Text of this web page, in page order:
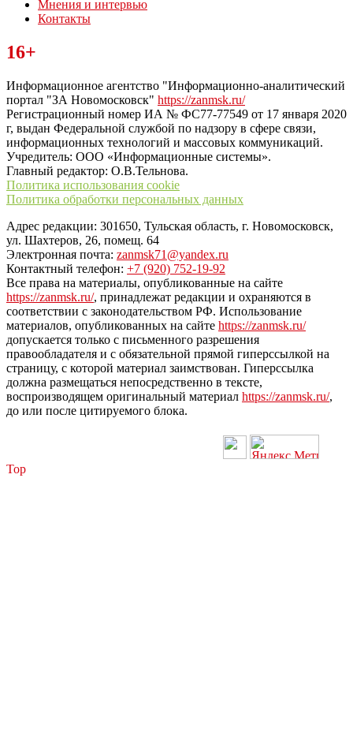
Мнения и интервью
Контакты
Читайте последние новости дня в Тульской области на сайте
“ЗаНовомосковск”
16+
Информационное агентство "Информационно-аналитический
портал "ЗА Новомосковск" https://zanmsk.ru/
Регистрационный номер ИА № ФС77-77549 от 17 января 2020
г, выдан Федеральной службой по надзору в сфере связи,
информационных технологий и массовых коммуникаций.
Учредитель: ООО «Информационные системы».
Главный редактор: О.В.Тельнова.
Политика использования cookie
Политика обработки персональных данных
Адрес редакции: 301650, Тульская область, г. Новомосковск,
ул. Шахтеров, 26, помещ. 64
Электронная почта: zanmsk71@yandex.ru
Контактный телефон: +7 (920) 752-19-92
Все права на материалы, опубликованные на сайте
https://zanmsk.ru/, принадлежат редакции и охраняются в
соответствии с законодательством РФ. Использование
материалов, опубликованных на сайте https://zanmsk.ru/
допускается только с письменного разрешения
правообладателя и с обязательной прямой гиперссылкой на
страницу, с которой материал заимствован. Гиперссылка
должна размещаться непосредственно в тексте,
воспроизводящем оригинальный материал https://zanmsk.ru/,
до или после цитируемого блока.
Top